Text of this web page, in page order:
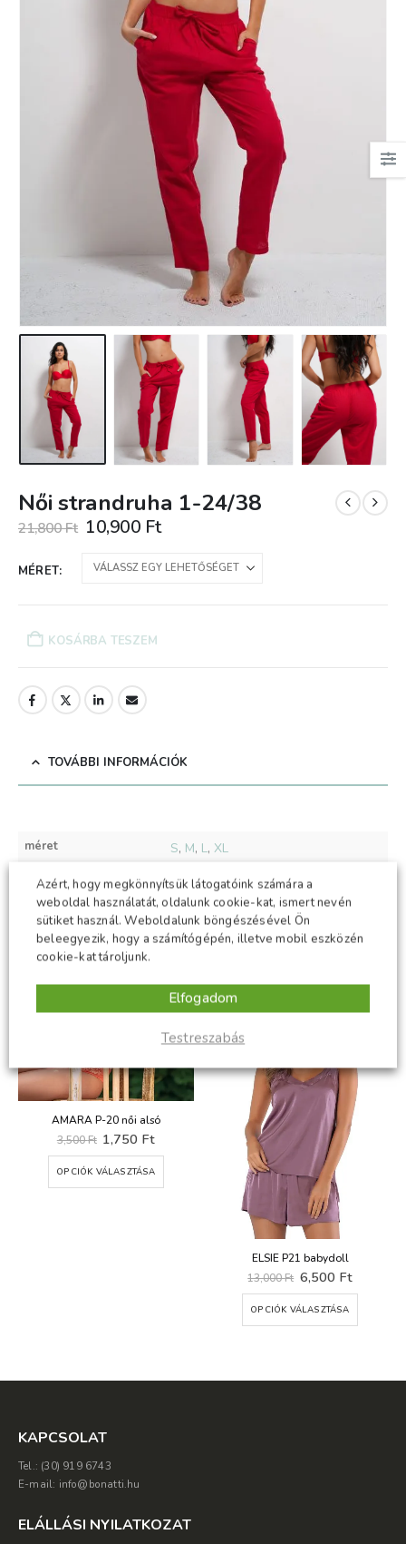
Női strandruha 1-24/38
21,800Ft Original
price
was:
21,800 Ft.
10,900 FtCurrent
is:
10,900 Ft.
MÉRET
KOSÁRBA TESZEM
TOVÁBBI INFORMÁCIÓK
méret S, M, L,XL
KAPCSOLÓDÓ TERMÉKEK
-50%
AMARA P-20 női alsó
3,500Ft Original
price
was:
3,500 Ft.
1,750 FtCurrent
price
1,750 Ft.
OPCIÓK VÁLASZTÁSA
Ennek a terméknek több variációja van. A változatok a termékoldalon választhatók ki
-50%
ELSIE P21 babydoll
13,000Ft Original
price
was:
13,000 Ft.
6,500 FtCurrent
OPCIÓK VÁLASZTÁSA
Ennek a terméknek több variációja van. A változatok a termékoldalon választhatók ki
KAPCSOLAT
Tel.: (30) 919 6743
E-mail: info@bonatti.hu
ELÁLLÁSI NYILATKOZAT
Azért, hogy megkönnyítsük látogatóink számára a
weboldal használatát, oldalunk cookie-kat, ismert nevén
sütiket használ. Weboldalunk böngészésével Ön
beleegyezik, hogy a számítógépén, illetve mobil eszközén
cookie-kat tároljunk.
Testreszabás
Elfogadom